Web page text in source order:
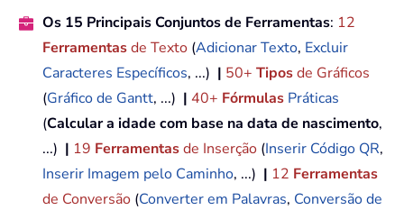
Os 15 Principais Conjuntos de Ferramentas: 12
Ferramentasde Texto (Adicionar Texto, Excluir
Caracteres Específicos, ...) | 50+ Tiposde Gráficos
(Gráfico de Gantt, ...) | 40+ Fórmulas Práticas
(Calcular a idade com base na data de nascimento,
...) | 19 Ferramentasde Inserção (Inserir Código QR,
Inserir Imagem pelo Caminho, ...) | 12 Ferramentas
de Conversão (Converter em Palavras, Conversão de